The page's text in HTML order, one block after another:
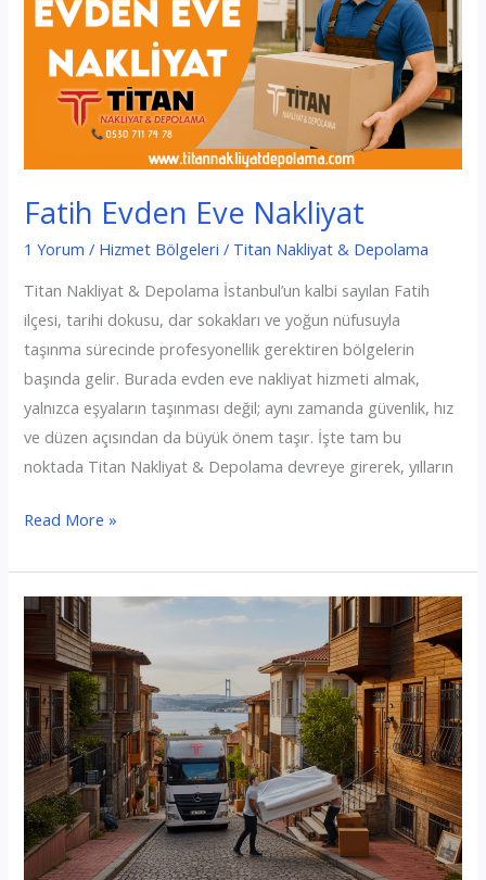
Fatih Evden Eve Nakliyat
1 Yorum / Hizmet Bölgeleri / Titan Nakliyat & Depolama
Titan Nakliyat & Depolama İstanbul’un kalbi sayılan Fatih
ilçesi, tarihi dokusu, dar sokakları ve yoğun nüfusuyla
taşınma sürecinde profesyonellik gerektiren bölgelerin
başında gelir. Burada evden eve nakliyat hizmeti almak,
yalnızca eşyaların taşınması değil; aynı zamanda güvenlik, hız
ve düzen açısından da büyük önem taşır. İşte tam bu
noktada Titan Nakliyat & Depolama devreye girerek, yılların
Fatih
Eve
Nakliyat
Read More »